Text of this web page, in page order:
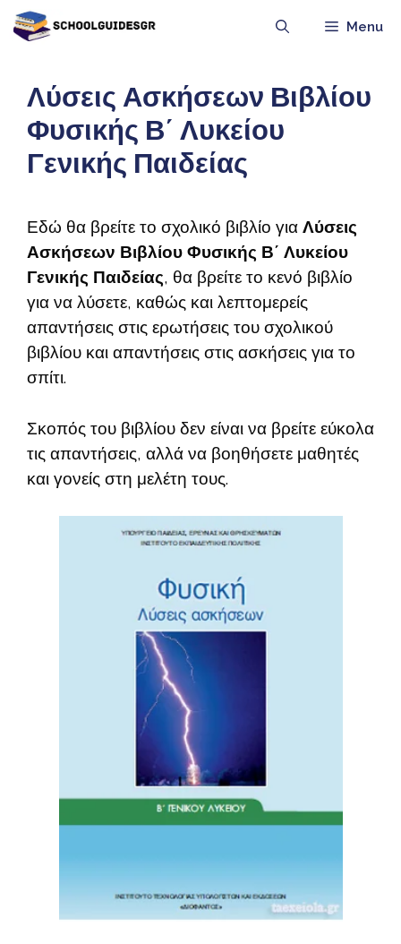
Μετάβαση
σε
Menu
Λύσεις Ασκήσεων Βιβλίου
Φυσικής Β΄ Λυκείου
Γενικής Παιδείας
Εδώ θα βρείτε το σχολικό βιβλίο για Λύσεις
Ασκήσεων Βιβλίου Φυσικής Β΄ Λυκείου
Γενικής Παιδείας, θα βρείτε το κενό βιβλίο
για να λύσετε, καθώς και λεπτομερείς
απαντήσεις στις ερωτήσεις του σχολικού
βιβλίου και απαντήσεις στις ασκήσεις για το
σπίτι.
Σκοπός του βιβλίου δεν είναι να βρείτε εύκολα
τις απαντήσεις, αλλά να βοηθήσετε μαθητές
και γονείς στη μελέτη τους.